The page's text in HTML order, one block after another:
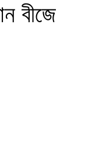
বীজে